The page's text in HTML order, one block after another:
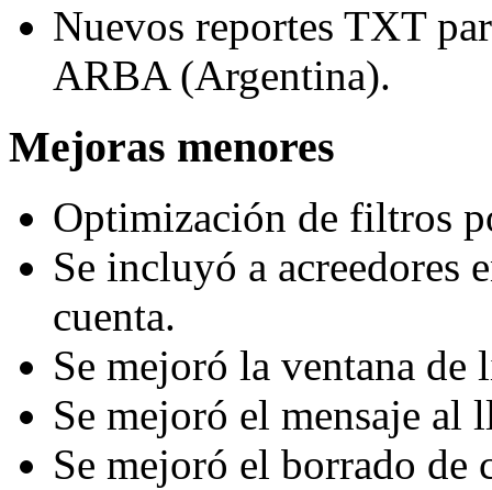
Nuevos reportes TXT
ARBA (Argentina).
Mejoras menores
Optimización de filtros
Se incluyó a acreedores
cuenta.
Se mejoró la ventana de
Se mejoró el mensaje al
Se mejoró el borrado de